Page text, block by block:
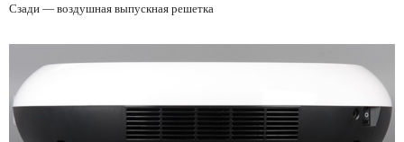
Сзади — воздушная выпускная решетка